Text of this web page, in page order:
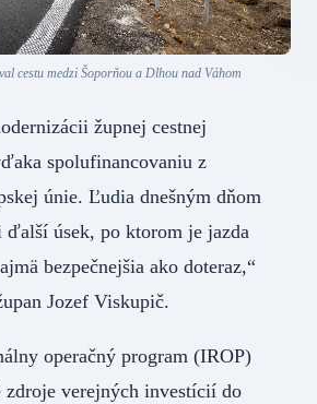
cestu medzi Šoporňou a Dlhou nad Váhom
župnej cestnej
spolufinancovaniu z
únie. Ľudia dnešným dňom
úsek, po ktorom je jazda
bezpečnejšia ako doteraz,“
Jozef Viskupič.
operačný program (IROP)
zdroje verejných investícií do